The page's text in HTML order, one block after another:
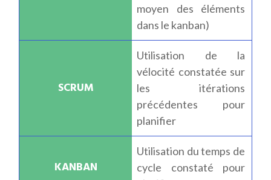
moyen des éléments
dans le kanban)
Utilisation de la
vélocité constatée sur
les itérations
précédentes pour
planifier
Utilisation du temps de
cycle constaté pour